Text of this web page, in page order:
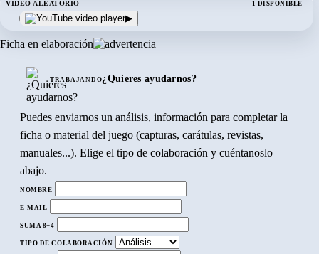
VÍDEO ALEATORIO 1 DISPONIBLE
▶
Ficha en elaboración
TRABAJANDO¿Quieres ayudarnos?
Puedes enviarnos un análisis, información para completar la
ficha o material del juego (capturas, carátulas, revistas,
manuales...). Elige el tipo de colaboración y cuéntanoslo
abajo.
NOMBRE
E-MAIL
SUMA 8+4
TIPO DE COLABORACIÓN